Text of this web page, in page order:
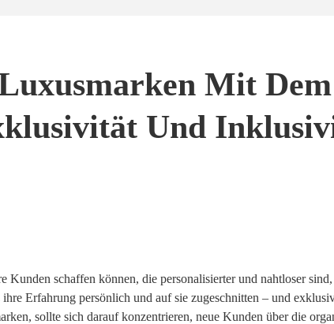
Mit Dem
Und
schaffen können, die personalisierter und nahtloser
ihre Erfahrung persönlich und auf sie zugeschnitten – und
sollte sich darauf konzentrieren, neue Kunden über die